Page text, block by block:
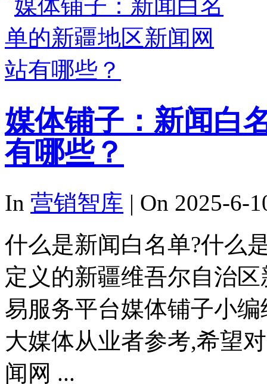
媒体铺子：新闻白
有哪些？
In 营销智库 | On 2025-6-
什么是新闻白名单?什么
定义的新疆维吾尔自治
易服务平台媒体铺子小
大媒体从业者参考,希望
闻网 ...